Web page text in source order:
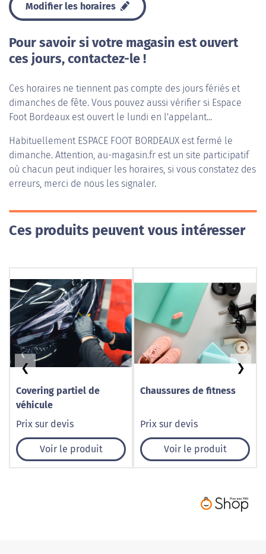
Modifier les horaires
Pour savoir si votre magasin est ouvert
ces jours, contactez-le !
Ces horaires ne tiennent pas compte des jours fériés et
dimanches de fête. Vous pouvez aussi vérifier si Espace
Foot Bordeaux est ouvert le lundi en l'appelant...
Habituellement ESPACE FOOT BORDEAUX est fermé le
dimanche. Attention, au-magasin.fr est un site participatif
où chacun peut indiquer les horaires, si vous constatez des
erreurs, merci de nous les signaler.
Ces produits peuvent vous intéresser
Covering partiel de
véhicule
Prix sur devis
Voir le produit
Chaussures de fitness
Prix sur devis
Voir le produit
❮ ❯